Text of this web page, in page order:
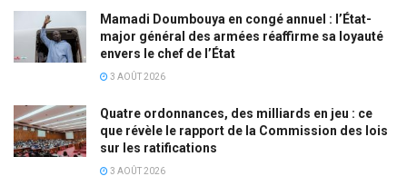
Mamadi Doumbouya en congé annuel : l’État-
major général des armées réaffirme sa loyauté
envers le chef de l’État
3 AOÛT 2026
Quatre ordonnances, des milliards en jeu : ce
que révèle le rapport de la Commission des lois
sur les ratifications
3 AOÛT 2026